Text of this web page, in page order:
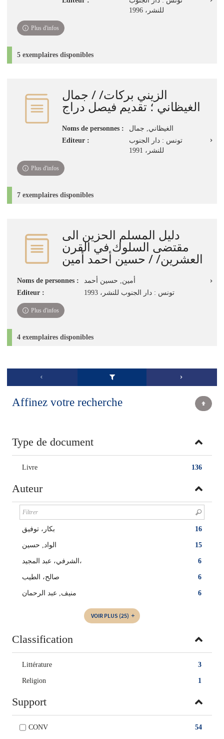
للنشر، 1996‏
Plus d'infos
5 exemplaires disponibles
الزيني بركات/ / جمال
الغيظاني ؛ تقديم فيصل دراج
Noms de personnes :
الغيظاني, جمال
Editeur :
تونس : دار الجنوب
للنشر، 1991
Plus d'infos
7 exemplaires disponibles
دليل المسلم الحزين الى
مقتضى السلوك في القرن
العشرين/ / حسين أحمد أمين
Noms de personnes :
أمين, حسين أحمد
Editeur :
تونس : دار الجنوب للنشر، 1993‏
Plus d'infos
4 exemplaires disponibles
Affinez votre recherche
Type de document
136
Livre
Auteur
16 بكار، توفيق
15 الواد, حسين
6 الشرفي، عبد المجيد،
6 صالح، الطيب
6 منيف, عبد الرحمان
VOIR PLUS (25)
Classification
3
Littérature
1
Religion
Support
54
CONV